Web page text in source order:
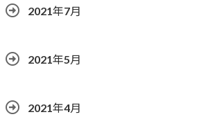
2021年7月
2021年5月
2021年4月